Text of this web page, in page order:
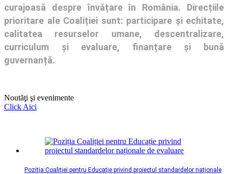
curajoasă despre învățare în România. Direcțiile
prioritare ale Coaliției sunt: participare și echitate,
calitatea resurselor umane, descentralizare,
curriculum și evaluare, finanțare și bună
guvernanță.
Noutăţi şi evenimente
Click Aici
Poziția Coaliției pentru Educație privind proiectul standardelor naționale